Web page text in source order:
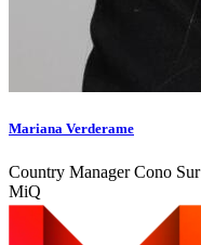
Mariana Verderame
Country Manager Cono Sur
MiQ